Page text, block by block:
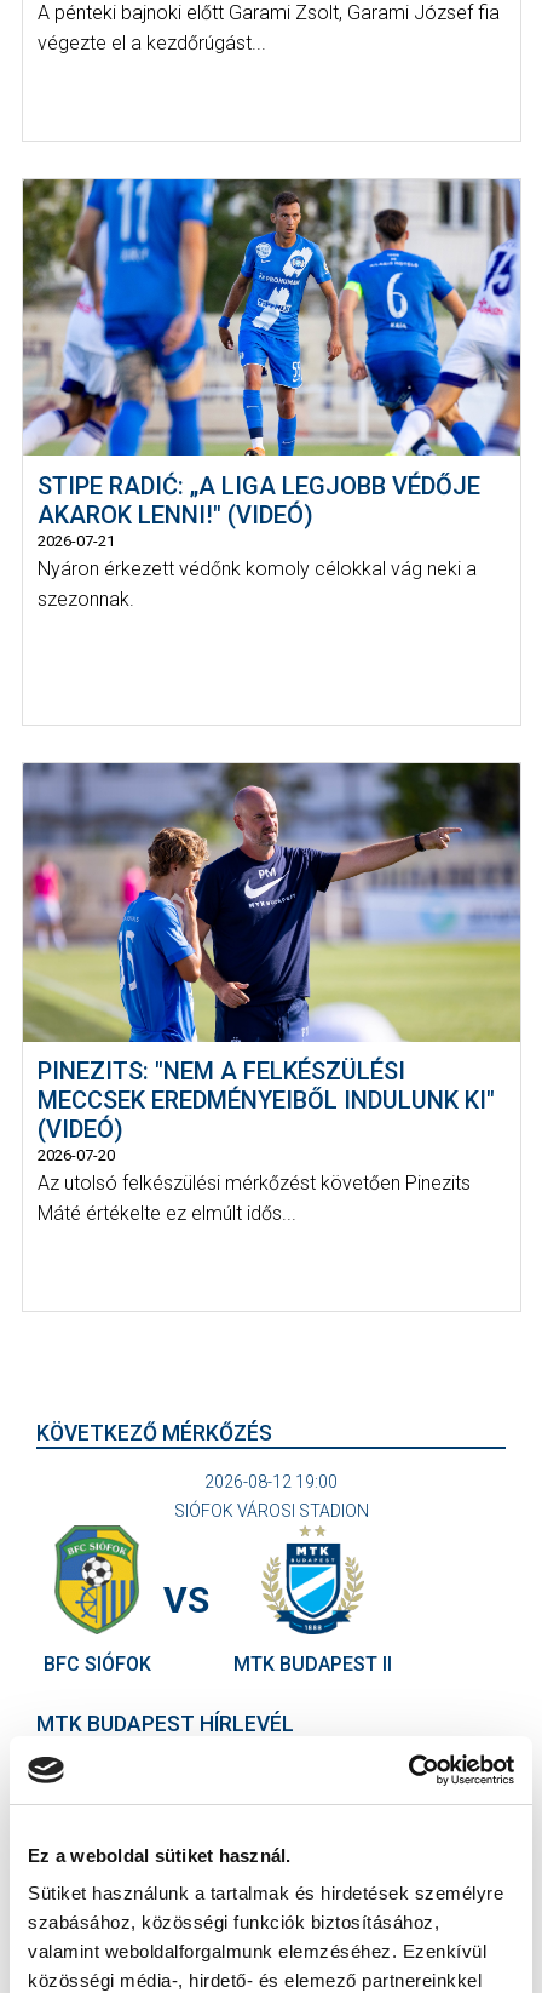
Ez a weboldal sütiket használ.
Sütiket használunk a tartalmak és hirdetések személyre
szabásához, közösségi funkciók biztosításához,
valamint weboldalforgalmunk elemzéséhez. Ezenkívül
közösségi média-, hirdető- és elemező partnereinkkel
A pénteki bajnoki előtt Garami Zsolt, Garami József fia
végezte el a kezdőrúgást...
STIPE RADIĆ: „A LIGA LEGJOBB VÉDŐJE
AKAROK LENNI!" (VIDEÓ)
2026-07-21
Nyáron érkezett védőnk komoly célokkal vág neki a
szezonnak.
PINEZITS: "NEM A FELKÉSZÜLÉSI
MECCSEK EREDMÉNYEIBŐL INDULUNK KI"
(VIDEÓ)
2026-07-20
Az utolsó felkészülési mérkőzést követően Pinezits
Máté értékelte ez elmúlt idős...
KÖVETKEZŐ MÉRKŐZÉS
2026-08-12 19:00
SIÓFOK VÁROSI STADION
BFC SIÓFOK
VS
MTK BUDAPEST II
MTK BUDAPEST HÍRLEVÉL
Ne maradjon le egy eseményről sem! Iratkozzon fel ingyenes
Elfogadom azAdatvédelmi tájékoztatót !